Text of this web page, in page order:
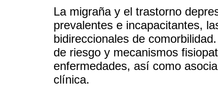
La migraña y el trastorno
prevalentes e incapacitantes,
bidireccionales de
de riesgo y mecanismos
enfermedades, así como
clínica.